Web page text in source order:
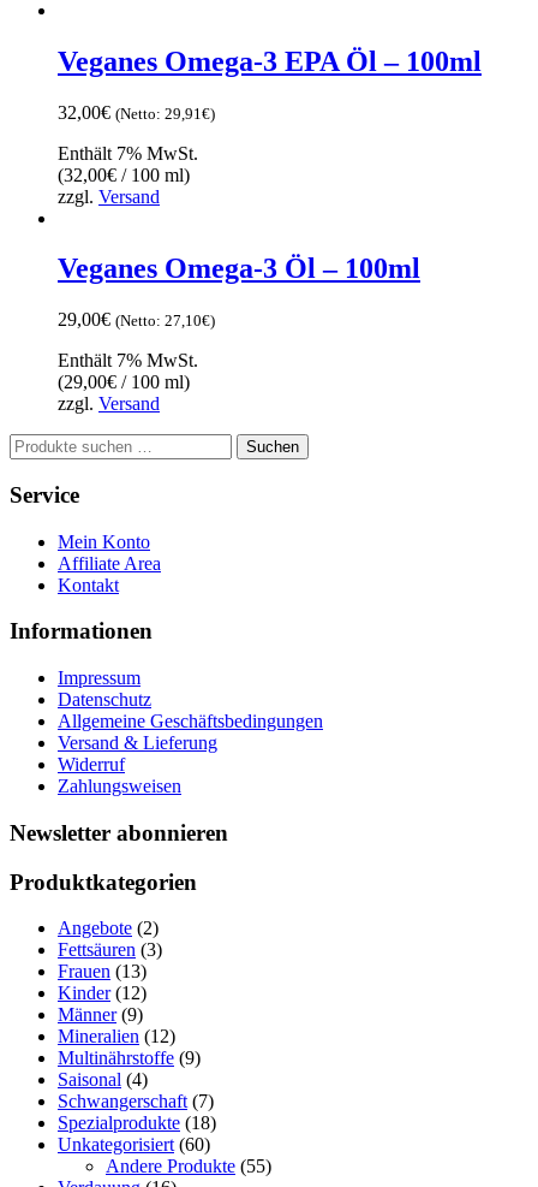
Veganes Omega-3 EPA Öl – 100ml
32,00€ (Netto: 29,91 €)
Enthält 7% MwSt.
(32,00€ / 100 ml)
zzgl. Versand
Veganes Omega-3 Öl – 100ml
29,00€ (Netto: 27,10€)
Enthält 7% MwSt.
(29,00€ / 100 ml)
zzgl. Versand
Suchen
nach:
Suchen
Service
Mein Konto
Affiliate Area
Kontakt
Informationen
Impressum
Datenschutz
Allgemeine Geschäftsbedingungen
Versand & Lieferung
Widerruf
Zahlungsweisen
Newsletter abonnieren
Produktkategorien
Angebote (2)
Fettsäuren (3)
Frauen (13)
Kinder (12)
Männer (9)
Mineralien (12)
Multinährstoffe (9)
Saisonal (4)
Schwangerschaft (7)
Spezialprodukte (18)
Unkategorisiert (60)
Andere Produkte (55)